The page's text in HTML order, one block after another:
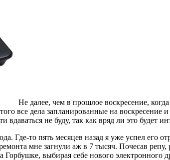
Не далее, чем в прошлое воскресение,
все дела запланированные на
не буду, так как вряд ли это будет
Где-то пять месяцев назад я уже успел
мне загнули аж в 7 тысяч. Почесав
выбирая себе нового электронного